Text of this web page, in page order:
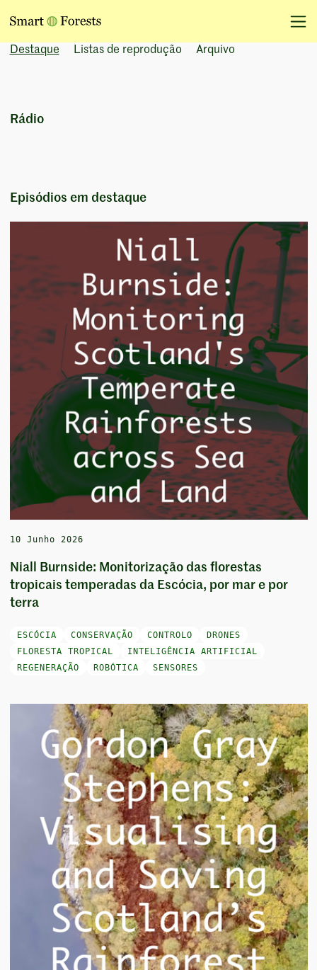
Destaque Listas de reprodução Arquivo
Rádio
Episódios em destaque
10 Junho 2026
Niall Burnside: Monitorização das florestas
tropicais temperadas da Escócia, por mar e por
terra
ESCÓCIA CONSERVAÇÃO CONTROLO
DRONES
FLORESTA TROPICAL
INTELIGÊNCIA ARTIFICIAL
REGENERAÇÃO
ROBÓTICA SENSORES